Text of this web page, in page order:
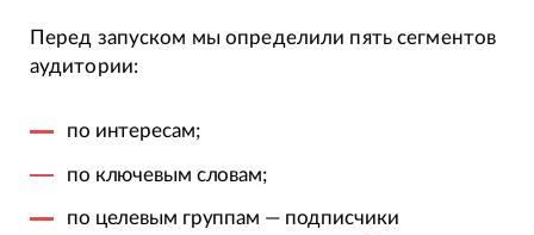
Перед запуском мы определили пять сегментов
аудитории:
по интересам;
по ключевым словам;
по целевым группам — подписчики